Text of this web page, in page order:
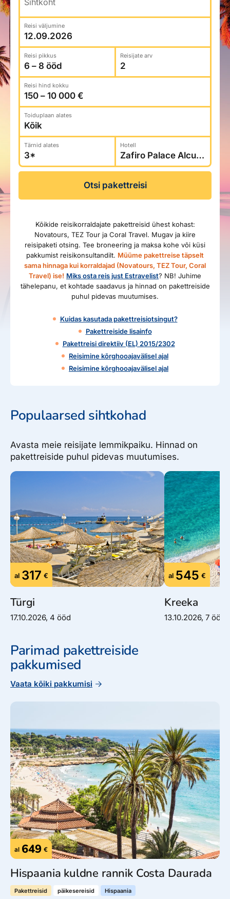
Reisitarvete e-pood
Airalo eSIM
Reisija meelespea
Platinum Club
Püsisoodustused
Boonuspunktid
Ettevõttest, kontaktid, reisikonsultandi teenus, tule
tööle, uudised...
Ettevõttest
Kontaktid
Reisikonsultandi teenus
Tule tööle
Uudised
Sihtkoht
Reisi väljumine
Reisi pikkus Reisijate arv
Reisi hind kokku
Toiduplaan alates
Tärnid alates Hotell
Otsi pakettreisi
Kõikide reisikorraldajate pakettreisid ühest kohast:
Novatours, TEZ Tour ja Coral Travel. Mugav ja kiire
reisipaketi otsing. Tee broneering ja maksa kohe või küsi
pakkumist reisikonsultandilt. Müüme pakettreise täpselt
sama hinnaga kui korraldajad (Novatours, TEZ Tour, Coral
Travel) ise! Miks osta reis just Estravelist? NB! Juhime
tähelepanu, et kohtade saadavus ja hinnad on pakettreiside
puhul pidevas muutumises.
Kuidas kasutada pakettreisiotsingut?
Pakettreiside lisainfo
Pakettreisi direktiiv (EL) 2015/2302
Reisimine kõrghooajavälisel ajal
Reisimine kõrghooajavälisel ajal
Populaarsed sihtkohad
Avasta meie reisijate lemmikpaiku. Hinnad on
pakettreiside puhul pidevas muutumises.
al 317 €
Türgi
17.10.2026, 4 ööd
al 545 €
Kreeka
13.10.2026, 7 ööd
Parimad pakettreiside
pakkumised
Vaata kõiki pakkumisi
al 649 €
Hispaania kuldne rannik Costa Daurada
Pakettreisid päikesereisid Hispaania